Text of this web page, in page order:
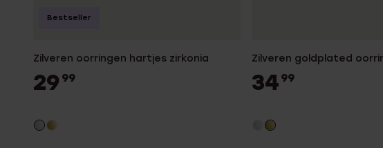
Zilveren oorringen hartjes zirkonia
29 99
Bestseller
Zilveren goldplated
34 99